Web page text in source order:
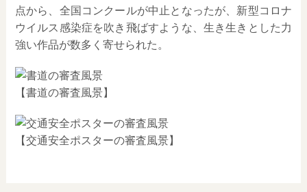
点から、全国コンクールが中止となったが、新型コロナ
ウイルス感染症を吹き飛ばすような、生き生きとした力
強い作品が数多く寄せられた。
【書道の審査風景】
【交通安全ポスターの審査風景】